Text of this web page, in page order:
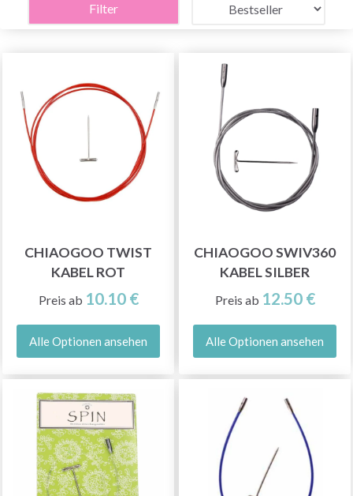
Filter
CHIAOGOO TWIST
KABEL ROT
Preis ab 10.10 €
Alle Optionen ansehen
CHIAOGOO SWIV360
KABEL SILBER
Preis ab 12.50 €
Alle Optionen ansehen